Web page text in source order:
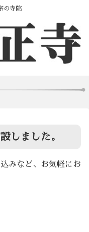
の寺院
しました。
みなど、お気軽にお